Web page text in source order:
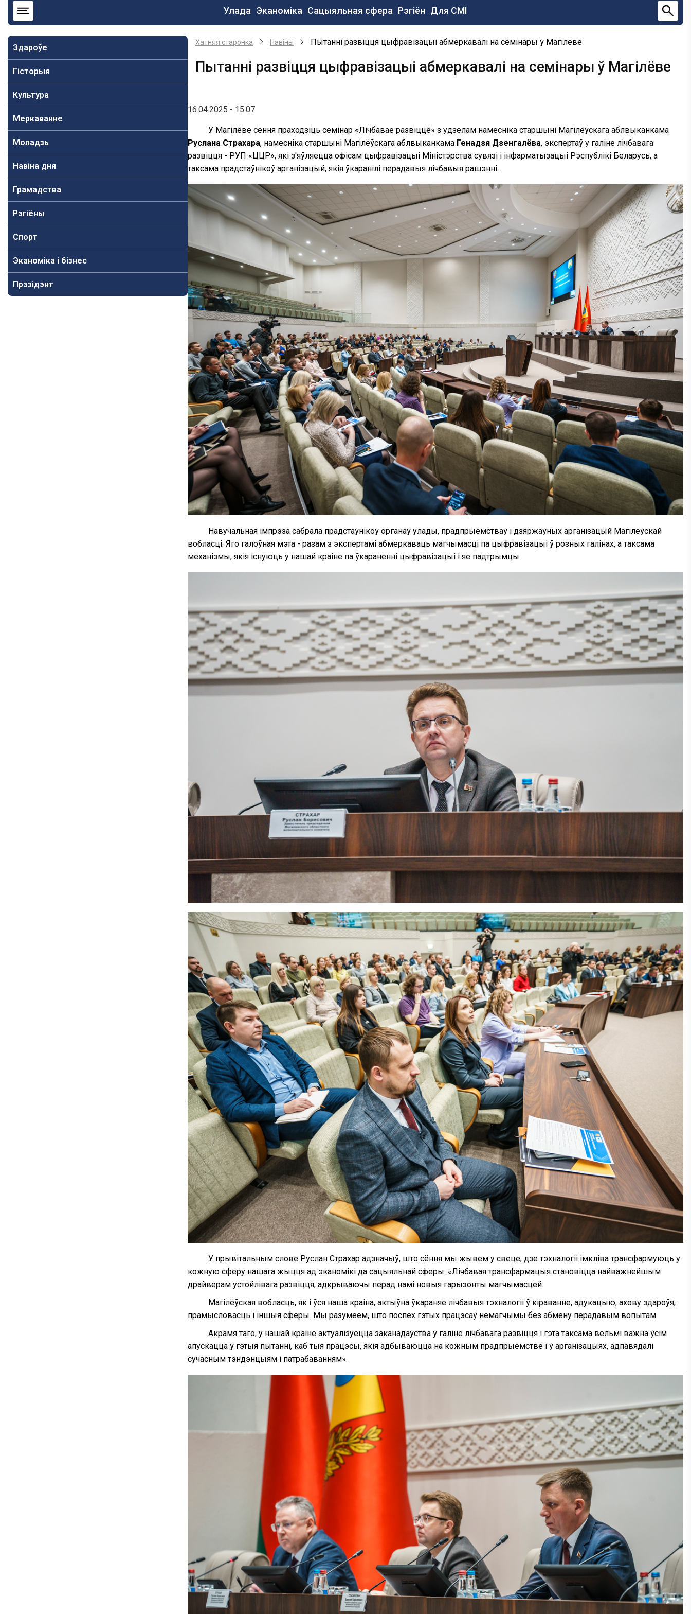
Основная
навигация
Улада Эканоміка Сацыяльная сфера Рэгіён Для СМІ
Здароўе
Гісторыя
Культура
Меркаванне
Моладзь
Навiна дня
Грамадства
Рэгіёны
Спорт
Эканоміка і бізнес
Прэзідэнт
Хатняя старонка Навiны Пытанні развіцця цыфравізацыі абмеркавалі на семінары ў Магілёве
Пытанні развіцця цыфравізацыі абмеркавалі на семінары ў Магілёве
16.04.2025 - 15:07
У Магілёве сёння праходзіць семінар «Лічбавае развіццё» з удзелам намесніка старшыні Магілёўскага аблвыканкама
Руслана Страхара, намесніка старшыні Магілёўскага аблвыканкама Генадзя Дзенгалёва, экспертаў у галіне лічбавага
развіцця - РУП «ЦЦР», які з'яўляецца офісам цыфравізацыі Міністэрства сувязі і інфарматызацыі Рэспублікі Беларусь, а
таксама прадстаўнікоў арганізацый, якія ўкаранілі перадавыя лічбавыя рашэнні.
Навучальная імпрэза сабрала прадстаўнікоў органаў улады, прадпрыемстваў і дзяржаўных арганізацый Магілёўскай
вобласці. Яго галоўная мэта - разам з экспертамі абмеркаваць магчымасці па цыфравізацыі ў розных галінах, а таксама
механізмы, якія існуюць у нашай краіне па ўкараненні цыфравізацыі і яе падтрымцы.
У прывітальным слове Руслан Страхар адзначыў, што сёння мы жывем у свеце, дзе тэхналогіі імкліва трансфармуюць у
кожную сферу нашага жыцця ад эканомікі да сацыяльнай сферы: «Лічбавая трансфармацыя становіцца найважнейшым
драйверам устойлівага развіцця, адкрываючы перад намі новыя гарызонты магчымасцей.
Магілёўская вобласць, як і ўся наша краіна, актыўна ўкараняе лічбавыя тэхналогіі ў кіраванне, адукацыю, ахову здароўя,
прамысловасць і іншыя сферы. Мы разумеем, што поспех гэтых працэсаў немагчымы без абмену перадавым вопытам.
Акрамя таго, у нашай краіне актуалізуецца заканадаўства ў галіне лічбавага развіцця і гэта таксама вельмі важна ўсім
апускацца ў гэтыя пытанні, каб тыя працэсы, якія адбываюцца на кожным прадпрыемстве і ў арганізацыях, адпавядалі
сучасным тэндэнцыям і патрабаванням».